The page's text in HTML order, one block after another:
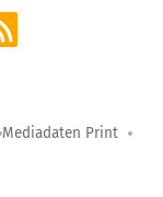
Mediadaten Print